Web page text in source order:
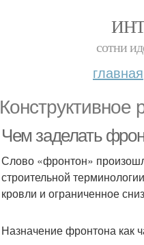
сотни
главная
Конструктивное
Чем заделать
Слово «фронтон»
строительной
кровли и ограниченное
Назначение фронтона как